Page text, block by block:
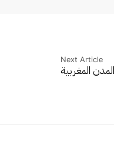
Next Article
المغربية